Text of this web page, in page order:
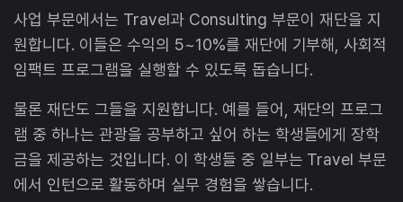
사업 부문에서는 Travel과 Consulting 부문이 재단을 지
원합니다. 이들은 수익의 5~10%를 재단에 기부해, 사회적
임팩트 프로그램을 실행할 수 있도록 돕습니다.
물론 재단도 그들을 지원합니다. 예를 들어, 재단의 프로그
램 중 하나는 관광을 공부하고 싶어 하는 학생들에게 장학
금을 제공하는 것입니다. 이 학생들 중 일부는 Travel 부문
에서 인턴으로 활동하며 실무 경험을 쌓습니다.